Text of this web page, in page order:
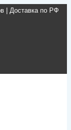
| Доставка по РФ